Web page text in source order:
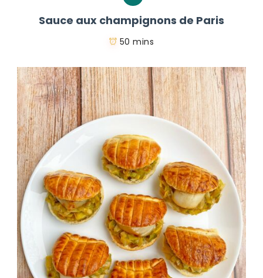
Sauce aux champignons de Paris
50 mins